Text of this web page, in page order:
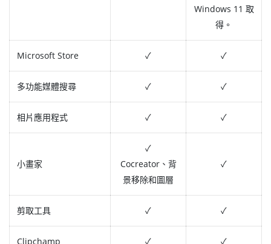
Windows 11 取
得。
Microsoft Store ✓ ✓
多功能媒體搜尋 ✓ ✓
相片應用程式 ✓ ✓
小畫家
✓
Cocreator、背
景移除和圖層
✓
剪取工具 ✓ ✓
Clipchamp ✓ ✓